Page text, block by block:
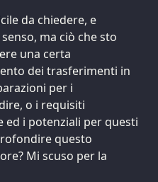
da chiedere, e
ma ciò che sto
una certa
dei trasferimenti in
per i
o i requisiti
ed i potenziali per questi
questo
Mi scuso per la